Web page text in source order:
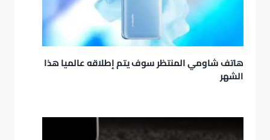
هاتف شاومي المنتظر سوف يتم إطلاقه عالميا هذا
الشهر